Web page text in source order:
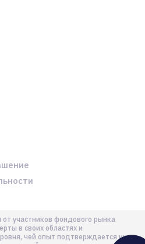
участников фондового рынка
в своих областях и
чей опыт подтверждается их